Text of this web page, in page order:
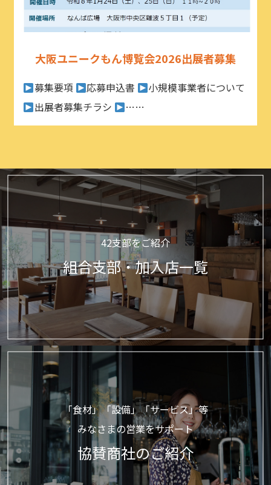
大阪ユニークもん博覧会2026出展者募集
募集要項 応募申込書
小規模事業者について
出展者募集チラシ
……
42支部をご紹介
組合支部・加入店一覧
「食材」「設備」「サービス」等
みなさまの営業をサポート
協賛商社のご紹介